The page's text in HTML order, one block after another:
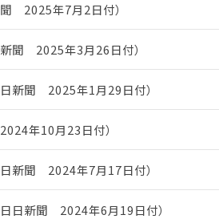
2025年7月2日付）
聞 2025年3月26日付）
新聞 2025年1月29日付）
年10月23日付）
新聞 2024年7月17日付）
日新聞 2024年6月19日付）